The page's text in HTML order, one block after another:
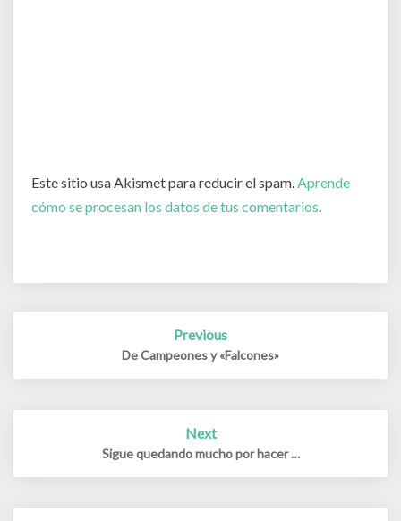
Este sitio usa Akismet para reducir el spam.Aprende
cómo se procesan los datos de tus comentarios.
Previous
De Campeones y «Falcones»
Next
Sigue quedando mucho por hacer …